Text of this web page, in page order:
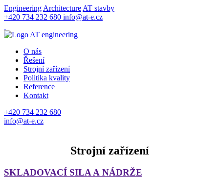
Engineering Architecture AT stavby
+420 734 232 680 info@at-e.cz
O nás
Řešení
Strojní zařízení
Politika kvality
Reference
Kontakt
+420 734 232 680
info@at-e.cz
Strojní zařízení
SKLADOVACÍ SILA A NÁDRŽE